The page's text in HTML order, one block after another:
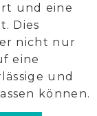
und eine
Dies
nicht nur
eine
und
können.